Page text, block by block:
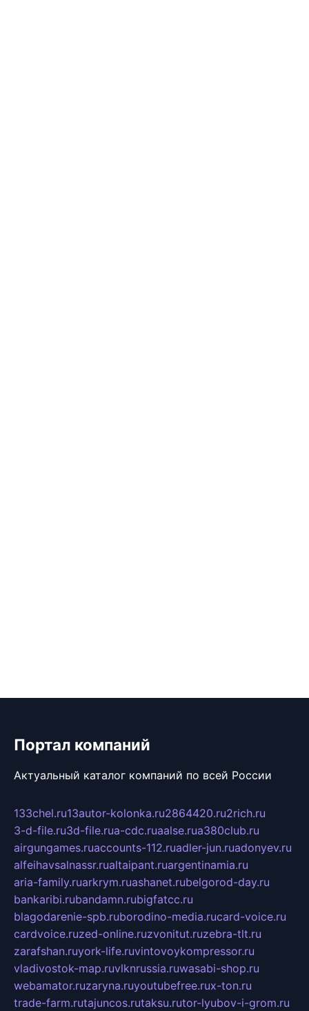
Портал компаний
Актуальный каталог компаний по всей России
133chel.ru13autor-kolonka.ru2864420.ru2rich.ru
3-d-file.ru3d-file.rua-cdc.ruaalse.rua380club.ru
airgungames.ruaccounts-112.ruadler-jun.ruadonyev.ru
alfeihavsalnassr.rualtaipant.ruargentinamia.ru
aria-family.ruarkrym.ruashanet.rubelgorod-day.ru
bankaribi.rubandamn.rubigfatcc.ru
blagodarenie-spb.ruborodino-media.rucard-voice.ru
cardvoice.ruzed-online.ruzvonitut.ruzebra-tlt.ru
zarafshan.ruyork-life.ruvintovoykompressor.ru
vladivostok-map.ruvlknrussia.ruwasabi-shop.ru
webamator.ruzaryna.ruyoutubefree.rux-ton.ru
trade-farm.rutajuncos.rutaksu.rutor-lyubov-i-grom.ru